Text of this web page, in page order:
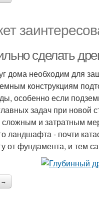
сделать
дома необходим для
конструкциям
особенно если
задач при новой
и затратным
ландшафта - почти
от фундамента, и тем
→